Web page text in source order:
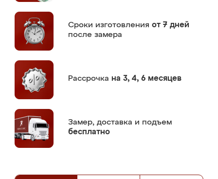
Сроки изготовления от 7 дней
после замера
Рассрочка на 3, 4, 6 месяцев
Замер, доставка и подъем
бесплатно